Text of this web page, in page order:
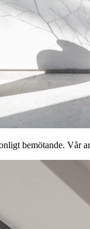
bemötande. Vår